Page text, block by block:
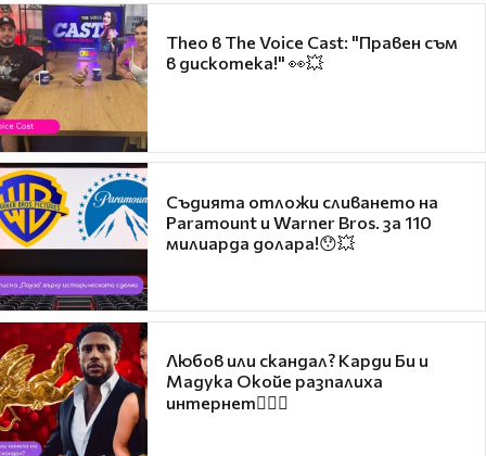
Theo в The Voice Cast: "Правен съм
в дискотека!" 👀💥
Съдията отложи сливането на
Paramount и Warner Bros. за 110
милиарда долара!😯💥
Любов или скандал? Карди Би и
Мадука Окойе разпалиха
интернет❤️‍🔥🔥